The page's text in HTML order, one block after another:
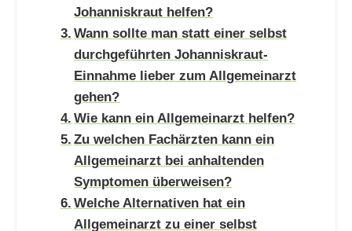
Johanniskraut helfen?
Wann sollte man statt einer selbst
durchgeführten Johanniskraut-
Einnahme lieber zum Allgemeinarzt
gehen?
Wie kann ein Allgemeinarzt helfen?
Zu welchen Fachärzten kann ein
Allgemeinarzt bei anhaltenden
Symptomen überweisen?
Welche Alternativen hat ein
Allgemeinarzt zu einer selbst